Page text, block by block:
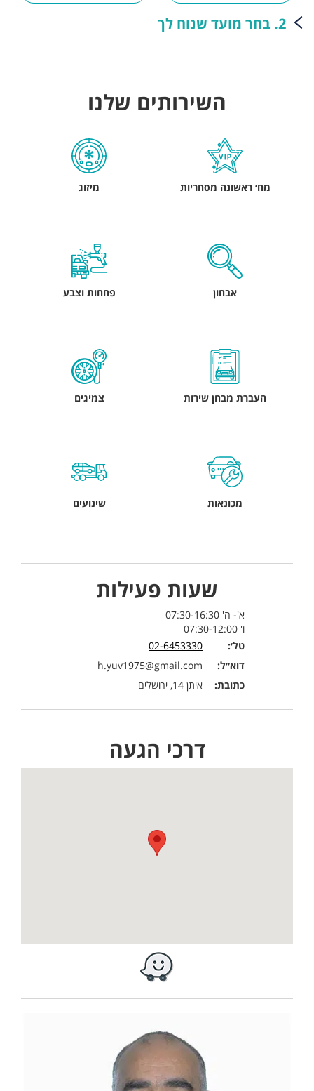
2. בחר מועד שנוח לך
השירותים שלנו
מח׳ ראשונה מסחריות מיזוג
אבחון פחחות וצבע
העברת מבחן שירות צמיגים
מכונאות שינועים
שעות פעילות
א'- ה' 07:30-16:30
ו' 07:30-12:00
טל׳:
02-6453330
דוא״ל:
h.yuv1975@gmail.com
כתובת:
איתן 14, ירושלים
דרכי הגעה